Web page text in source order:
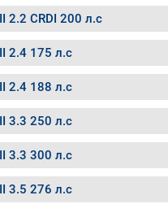
2.2 CRDI 200 л.с
2.4 175 л.с
2.4 188 л.с
3.3 250 л.с
3.3 300 л.с
3.5 276 л.с